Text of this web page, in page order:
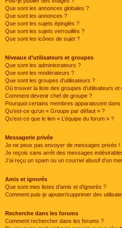
Que sont les annonces globales ?
Que sont les annonces ?
Que sont les sujets épinglés ?
Que sont les sujets verrouillés ?
Que sont les icônes de sujet ?
Niveaux d’utilisateurs et groupes
Que sont les administrateurs ?
Que sont les modérateurs ?
Que sont les groupes d’utilisateurs ?
Où trouver la liste des groupes d’utilisateurs
Comment devenir chef de groupe ?
Pourquoi certains membres apparaissent
Qu’est-ce qu’un « Groupe par défaut » ?
Qu’est-ce que le lien « L’équipe du forum » ?
Messagerie privée
Je ne peux pas envoyer de messages privés !
Je reçois sans arrêt des messages
J’ai reçu un spam ou un courriel abusif d’un
Amis et ignorés
Que sont mes listes d’amis et d’ignorés ?
Comment puis-je ajouter/supprimer des
Recherche dans les forums
Comment rechercher dans les forums ?